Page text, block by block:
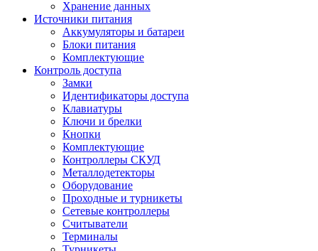
Хранение данных
Источники питания
Аккумуляторы и батареи
Блоки питания
Комплектующие
Контроль доступа
Замки
Идентификаторы доступа
Клавиатуры
Ключи и брелки
Кнопки
Комплектующие
Контроллеры СКУД
Металлодетекторы
Оборудование
Проходные и турникеты
Сетевые контроллеры
Считыватели
Терминалы